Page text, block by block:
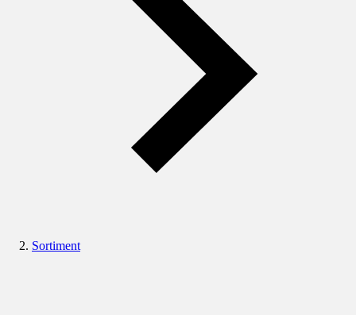
Sortiment